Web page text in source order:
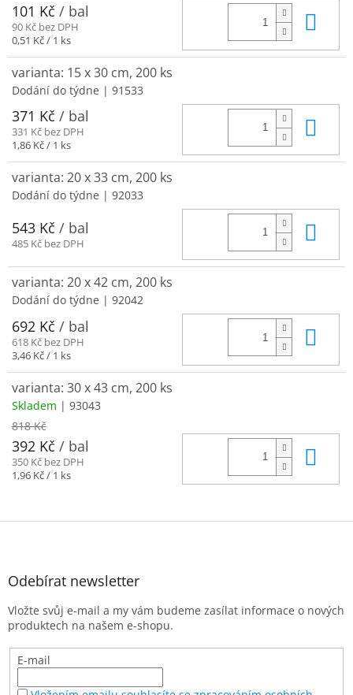
101 Kč / bal
90 Kč bez DPH
Měrná
0,51 Kč / 1 ks
varianta: 15 x 30 cm, 200 ks
Dodání do týdne | 91533
371 Kč / bal
331 Kč bez DPH
Měrná
1,86 Kč / 1 ks
varianta: 20 x 33 cm, 200 ks
Dodání do týdne | 92033
543 Kč / bal
485 Kč bez DPH
varianta: 20 x 42 cm, 200 ks
Dodání do týdne | 92042
692 Kč / bal
618 Kč bez DPH
Měrná
3,46 Kč / 1 ks
varianta: 30 x 43 cm, 200 ks
Skladem | 93043
818 Kč
392 Kč / bal
350 Kč bez DPH
Měrná
1,96 Kč / 1 ks
Z
Odebírat newsletter
Vložte svůj e-mail a my vám budeme zasílat informace o nových
produktech na našem e-shopu.
E-mail